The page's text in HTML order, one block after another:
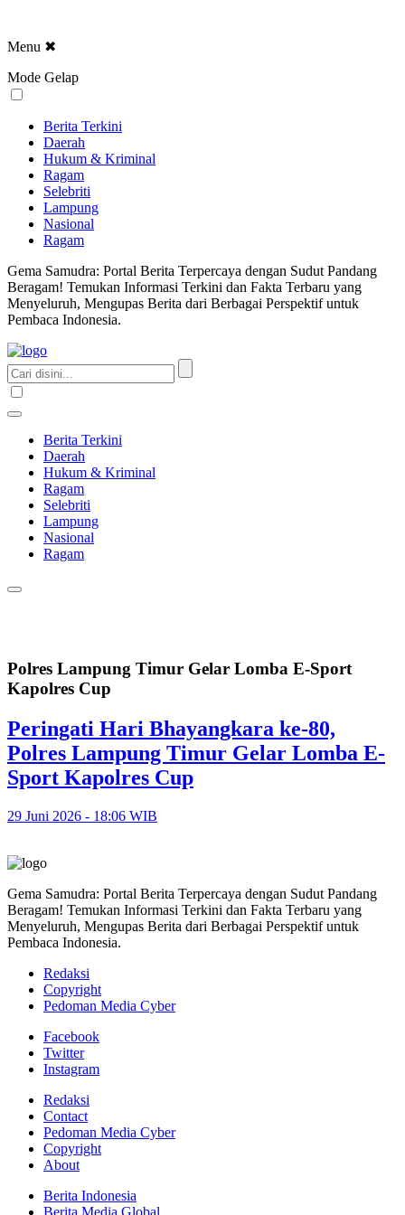
Menu ✖
Mode Gelap
Berita Terkini
Daerah
Hukum & Kriminal
Ragam
Selebriti
Lampung
Nasional
Ragam
Gema Samudra: Portal Berita Terpercaya dengan Sudut Pandang
Beragam! Temukan Informasi Terkini dan Fakta Terbaru yang
Menyeluruh, Mengupas Berita dari Berbagai Perspektif untuk
Pembaca Indonesia.
Berita Terkini
Daerah
Hukum & Kriminal
Ragam
Selebriti
Lampung
Nasional
Ragam
Polres Lampung Timur Gelar Lomba E-Sport
Kapolres Cup
Peringati Hari Bhayangkara ke-80,
Polres Lampung Timur Gelar Lomba E-
Sport Kapolres Cup
29 Juni 2026 - 18:06 WIB
Gema Samudra: Portal Berita Terpercaya dengan Sudut Pandang
Beragam! Temukan Informasi Terkini dan Fakta Terbaru yang
Menyeluruh, Mengupas Berita dari Berbagai Perspektif untuk
Pembaca Indonesia.
Redaksi
Copyright
Pedoman Media Cyber
Facebook
Twitter
Instagram
Redaksi
Contact
Pedoman Media Cyber
Copyright
About
Berita Indonesia
Berita Media Global